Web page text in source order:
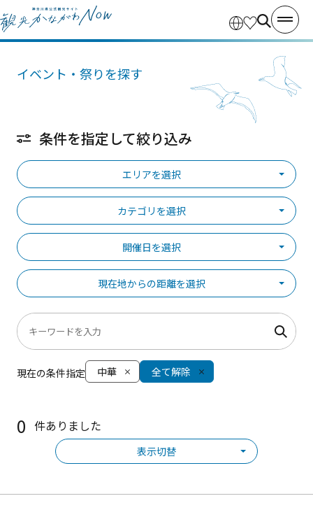
イベント・祭りを探す
条件を指定して絞り込み
エリアを選択
カテゴリを選択
開催日を選択
現在地からの距離を選択
現在の条件指定 中華 全て解除
0 件ありました
表示切替